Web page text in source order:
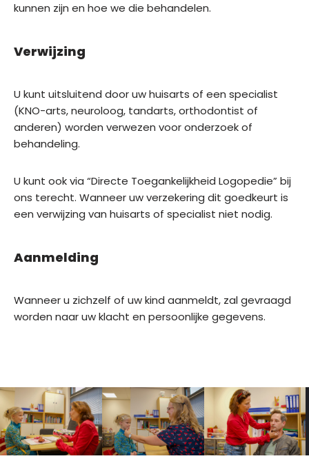
kunnen zijn en hoe we die behandelen.
Verwijzing
U kunt uitsluitend door uw huisarts of een specialist
(KNO-arts, neuroloog, tandarts, orthodontist of
anderen) worden verwezen voor onderzoek of
behandeling.
U kunt ook via “Directe Toegankelijkheid Logopedie” bij
ons terecht. Wanneer uw verzekering dit goedkeurt is
een verwijzing van huisarts of specialist niet nodig.
Aanmelding
Wanneer u zichzelf of uw kind aanmeldt, zal gevraagd
worden naar uw klacht en persoonlijke gegevens.